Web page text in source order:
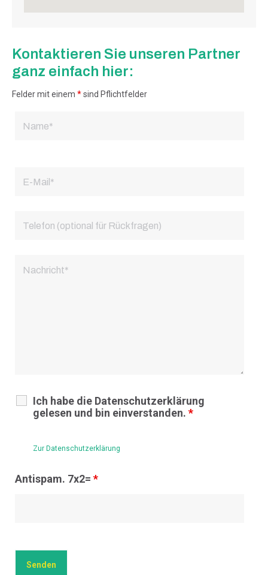
Kontaktieren Sie unseren Partner
ganz einfach hier:
Felder mit einem *sind Pflichtfelder
Ich habe die Datenschutzerklärung
gelesen und bin einverstanden. *
Zur Datenschutzerklärung
Antispam. 7x2= *